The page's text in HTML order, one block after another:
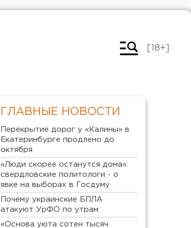
[18+]
ГЛАВНЫЕ НОВОСТИ
Перекрытие дорог у «Калины» в
Екатеринбурге продлено до
октября
«Люди скорее останутся дома»:
свердловские политологи - о
явке на выборах в Госдуму
Почему украинские БПЛА
атакуют УрФО по утрам
«Основа уюта сотен тысяч